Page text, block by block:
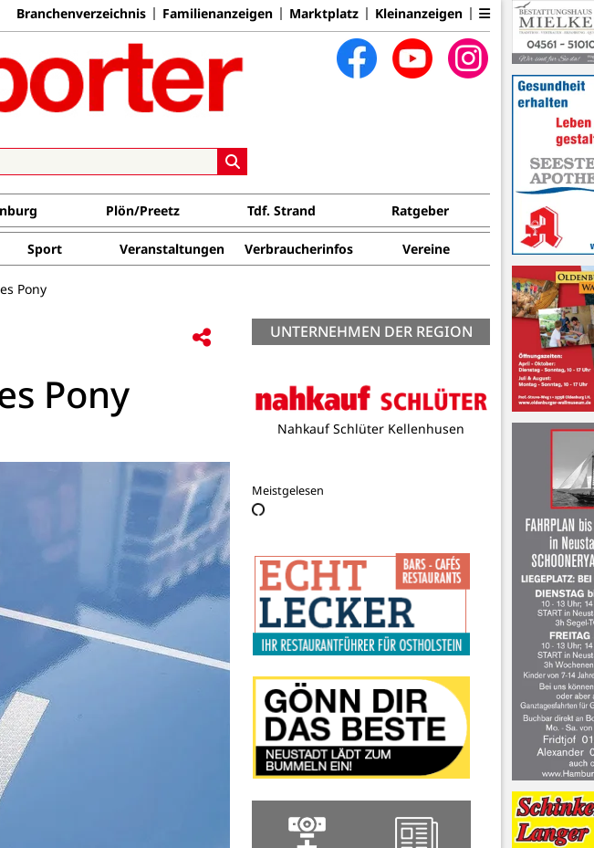
Branchenverzeichnis Familienanzeigen Marktplatz Kleinanzeigen
Plön/Preetz Tdf. Strand Ratgeber
Sport Veranstaltungen Verbraucherinfos Vereine
Pony
Pony
UNTERNEHMEN DER REGION
Meistgelesen